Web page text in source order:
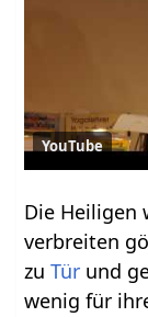
YouTube
Die Heiligen
verbreiten
zuTür und
wenig für